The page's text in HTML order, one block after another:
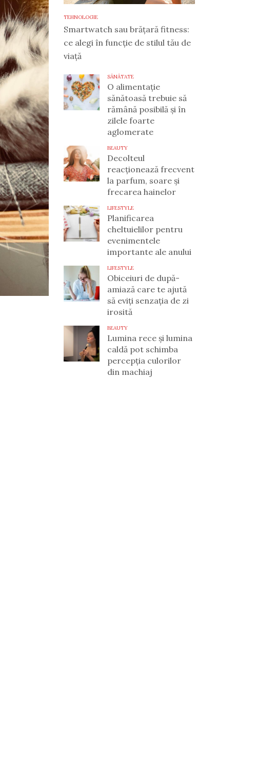
TEHNOLOGIE
Smartwatch sau brățară fitness:
ce alegi în funcție de stilul tău de
viață
SĂNĂTATE
O alimentație
sănătoasă trebuie să
rămână posibilă și în
zilele foarte
aglomerate
BEAUTY
Decolteul
reacționează frecvent
la parfum, soare și
frecarea hainelor
LIFESTYLE
Planificarea
cheltuielilor pentru
evenimentele
importante ale anului
LIFESTYLE
Obiceiuri de după-
amiază care te ajută
să eviți senzația de zi
irosită
BEAUTY
Lumina rece și lumina
caldă pot schimba
percepția culorilor
din machiaj